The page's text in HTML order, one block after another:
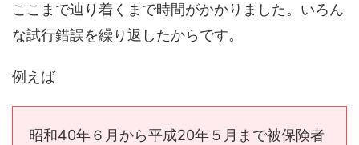
ここまで辿り着くまで時間がかかりました。いろん
な試行錯誤を繰り返したからです。
例えば
昭和40年６月から平成20年５月まで被保険者